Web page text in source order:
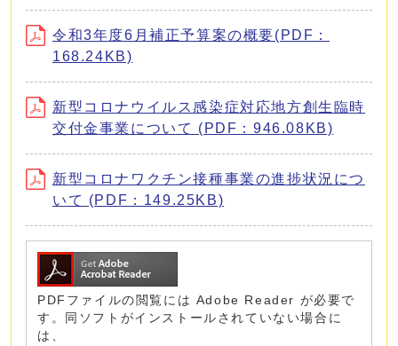
令和3年度6月補正予算案の概要(PDF：
168.24KB)
新型コロナウイルス感染症対応地方創生臨時
交付金事業について (PDF：946.08KB)
新型コロナワクチン接種事業の進捗状況につ
いて (PDF：149.25KB)
PDFファイルの閲覧には Adobe Reader が必要で
す。同ソフトがインストールされていない場合に
は、